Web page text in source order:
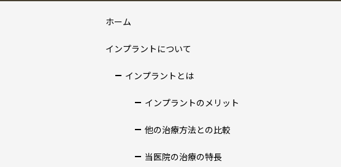
ホーム
インプラントについて
インプラントとは
インプラントのメリット
他の治療方法との比較
当医院の治療の特長